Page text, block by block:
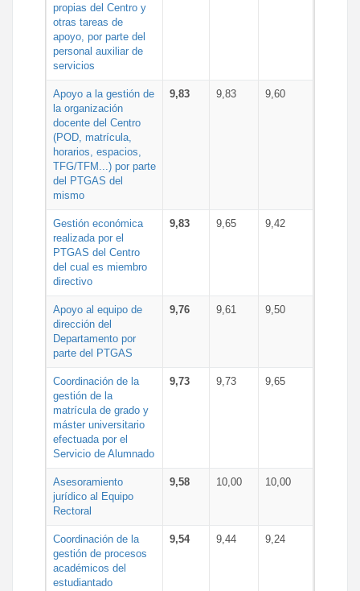
propias del Centro y
otras tareas de
apoyo, por parte del
personal auxiliar de
servicios
Apoyo a la gestión de
la organización
docente del Centro
(POD, matrícula,
horarios, espacios,
TFG/TFM...) por parte
del PTGAS del
mismo
9,83 9,83 9,60
Gestión económica
realizada por el
PTGAS del Centro
del cual es miembro
directivo
9,83 9,65 9,42
Apoyo al equipo de
dirección del
Departamento por
parte del PTGAS
9,76 9,61 9,50
Coordinación de la
gestión de la
matrícula de grado y
máster universitario
efectuada por el
Servicio de Alumnado
9,73 9,73 9,65
Asesoramiento
jurídico al Equipo
Rectoral
9,58 10,00 10,00
Coordinación de la
gestión de procesos
académicos del
estudiantado
9,54 9,44 9,24